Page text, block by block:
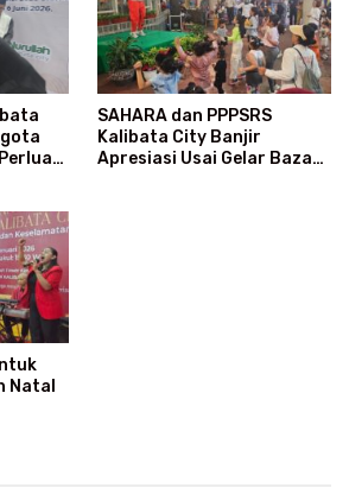
SAHARA dan PPPSRS
Kalibata City Banjir
Apresiasi Usai Gelar Bazaar
Natal